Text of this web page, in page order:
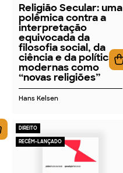
Religião Secular: uma
polêmica contra a
interpretação
equivocada da
filosofia social, da
ciência e da política
modernas como
“novas religiões”
Hans Kelsen
DIREITO
RECÉM-LANÇADO